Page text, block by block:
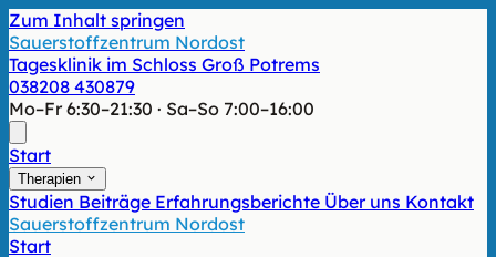
Zum Inhalt springen
Sauerstoffzentrum Nordost
Tagesklinik im Schloss Groß Potrems
038208 430879
Mo–Fr 6:30–21:30 · Sa–So 7:00–16:00
Start
Therapien
Studien Beiträge Erfahrungsberichte Über uns Kontakt
Sauerstoffzentrum Nordost
Start